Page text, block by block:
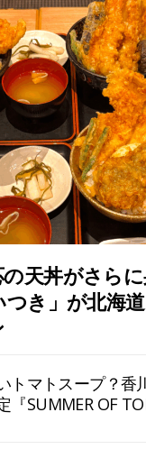
天丼がさら
つき」が北海
トマトスープ？香
『SUMMER OF